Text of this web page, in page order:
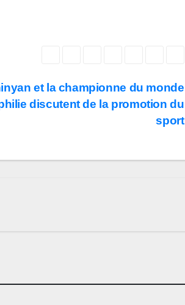
et la championne du monde
discutent de la promotion du
sport